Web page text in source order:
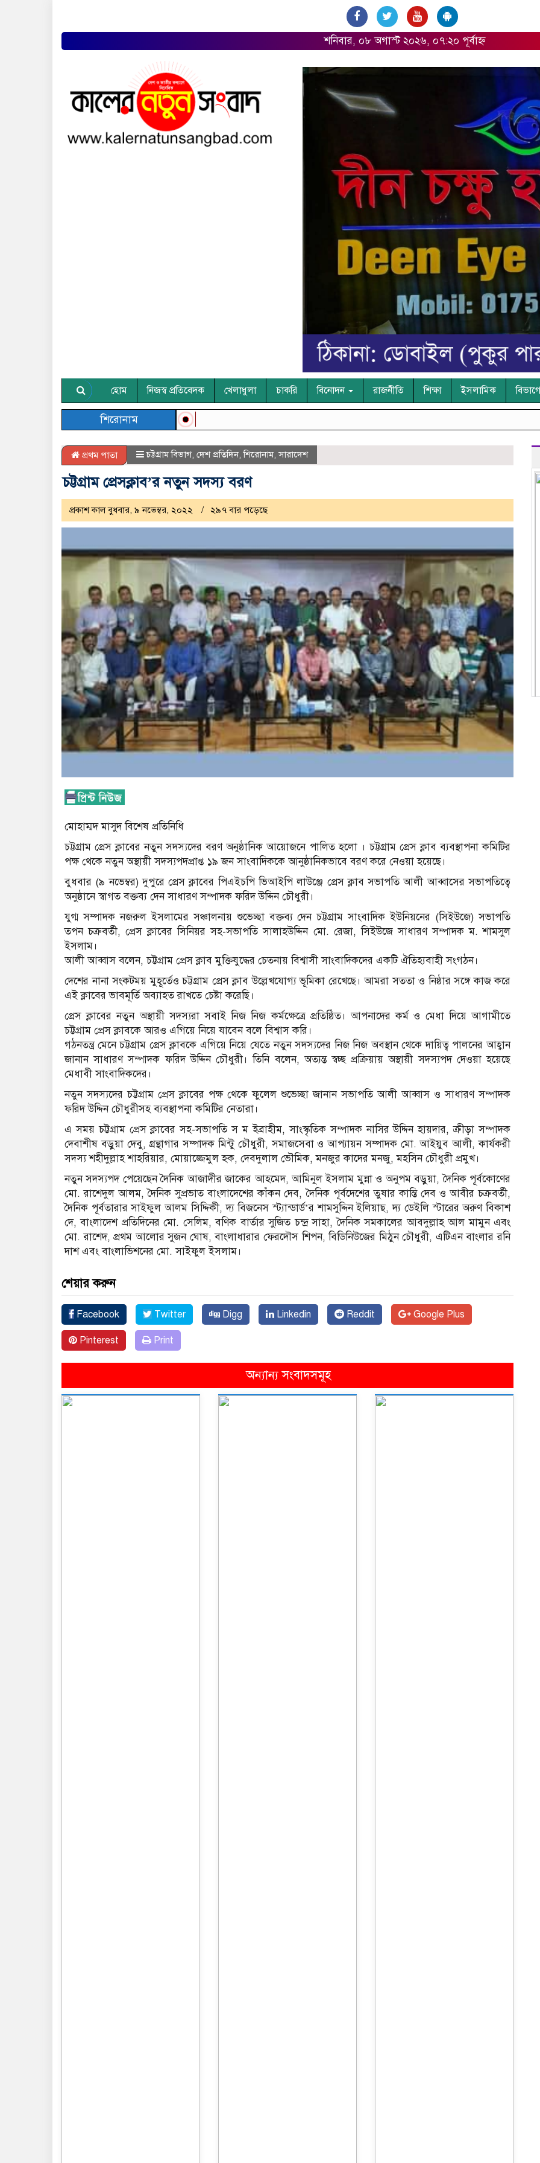
শনিবার, ০৮ অগাস্ট ২০২৬, ০৭:২০ পূর্বাহ্ন
হোম নিজস্ব প্রতিবেদক খেলাধুলা চাকরি বিনোদন রাজনীতি শিক্ষা ইসলামিক
শিরোনাম
প্রথম পাতা চট্টগ্রাম বিভাগ, দেশ প্রতিদিন,শিরোনাম,সারাদেশ
চট্টগ্রাম প্রেসক্লাব’র নতুন সদস্য বরণ
প্রকাশ কাল বুধবার, ৯ নভেম্বর, ২০২২ ২৯৭ বার পড়েছে
মোহাম্মদ মাসুদ বিশেষ প্রতিনিধি
চট্টগ্রাম প্রেস ক্লাবের নতুন সদস্যদের বরণ অনুষ্ঠানিক আয়োজনে পালিত হলো । চট্টগ্রাম প্রেস ক্লাব ব্যবস্থাপনা কমিটির
পক্ষ থেকে নতুন অস্থায়ী সদস্যপদপ্রাপ্ত ১৯ জন সাংবাদিককে আনুষ্ঠানিকভাবে বরণ করে নেওয়া হয়েছে।
বুধবার (৯ নভেম্বর) দুপুরে প্রেস ক্লাবের পিএইচপি ভিআইপি লাউঞ্জে প্রেস ক্লাব সভাপতি আলী আব্বাসের সভাপতিত্বে
অনুষ্ঠানে স্বাগত বক্তব্য দেন সাধারণ সম্পাদক ফরিদ উদ্দিন চৌধুরী।
যুগ্ম সম্পাদক নজরুল ইসলামের সঞ্চালনায় শুভেচ্ছা বক্তব্য দেন চট্টগ্রাম সাংবাদিক ইউনিয়নের (সিইউজে) সভাপতি
তপন চক্রবর্তী, প্রেস ক্লাবের সিনিয়র সহ-সভাপতি সালাহউদ্দিন মো. রেজা, সিইউজে সাধারণ সম্পাদক ম. শামসুল
ইসলাম।
আলী আব্বাস বলেন, চট্টগ্রাম প্রেস ক্লাব মুক্তিযুদ্ধের চেতনায় বিশ্বাসী সাংবাদিকদের একটি ঐতিহ্যবাহী সংগঠন।
দেশের নানা সংকটময় মুহূর্তেও চট্টগ্রাম প্রেস ক্লাব উল্লেখযোগ্য ভূমিকা রেখেছে। আমরা সততা ও নিষ্ঠার সঙ্গে কাজ করে
এই ক্লাবের ভাবমূর্তি অব্যাহত রাখতে চেষ্টা করেছি।
প্রেস ক্লাবের নতুন অস্থায়ী সদস্যরা সবাই নিজ নিজ কর্মক্ষেত্রে প্রতিষ্ঠিত। আপনাদের কর্ম ও মেধা দিয়ে আগামীতে
চট্টগ্রাম প্রেস ক্লাবকে আরও এগিয়ে নিয়ে যাবেন বলে বিশ্বাস করি।
গঠনতন্ত্র মেনে চট্টগ্রাম প্রেস ক্লাবকে এগিয়ে নিয়ে যেতে নতুন সদস্যদের নিজ নিজ অবস্থান থেকে দায়িত্ব পালনের আহ্বান
জানান সাধারণ সম্পাদক ফরিদ উদ্দিন চৌধুরী। তিনি বলেন, অত্যন্ত স্বচ্ছ প্রক্রিয়ায় অস্থায়ী সদস্যপদ দেওয়া হয়েছে
মেধাবী সাংবাদিকদের।
নতুন সদস্যদের চট্টগ্রাম প্রেস ক্লাবের পক্ষ থেকে ফুলেল শুভেচ্ছা জানান সভাপতি আলী আব্বাস ও সাধারণ সম্পাদক
ফরিদ উদ্দিন চৌধুরীসহ ব্যবস্থাপনা কমিটির নেতারা।
এ সময় চট্টগ্রাম প্রেস ক্লাবের সহ-সভাপতি স ম ইব্রাহীম, সাংস্কৃতিক সম্পাদক নাসির উদ্দিন হায়দার, ক্রীড়া সম্পাদক
দেবাশীষ বড়ুয়া দেবু, গ্রন্থাগার সম্পাদক মিন্টু চৌধুরী, সমাজসেবা ও আপ্যায়ন সম্পাদক মো. আইয়ুব আলী, কার্যকরী
সদস্য শহীদুল্লাহ শাহরিয়ার, মোয়াজ্জেমুল হক, দেবদুলাল ভৌমিক, মনজুর কাদের মনজু, মহসিন চৌধুরী প্রমুখ।
নতুন সদস্যপদ পেয়েছেন দৈনিক আজাদীর জাকের আহমেদ, আমিনুল ইসলাম মুন্না ও অনুপম বড়ুয়া, দৈনিক পূর্বকোণের
মো. রাশেদুল আলম, দৈনিক সুপ্রভাত বাংলাদেশের কাঁকন দেব, দৈনিক পূর্বদেশের তুষার কান্তি দেব ও আবীর চক্রবর্তী,
দৈনিক পূর্বতারার সাইফুল আলম সিদ্দিকী, দ্য বিজনেস স্ট্যান্ডার্ড’র শামসুদ্দিন ইলিয়াছ, দ্য ডেইলি স্টারের অরুণ বিকাশ
দে, বাংলাদেশ প্রতিদিনের মো. সেলিম, বণিক বার্তার সুজিত চন্দ্র সাহা, দৈনিক সমকালের আবদুল্লাহ আল মামুন এবং
মো. রাশেদ, প্রথম আলোর সুজন ঘোষ, বাংলাধারার ফেরদৌস শিপন, বিডিনিউজের মিঠুন চৌধুরী, এটিএন বাংলার রনি
দাশ এবং বাংলাভিশনের মো. সাইফুল ইসলাম।
শেয়ার করুন
Facebook Twitter Digg Linkedin Reddit Google Plus
Pinterest Print
অন্যান্য সংবাদসমূহ